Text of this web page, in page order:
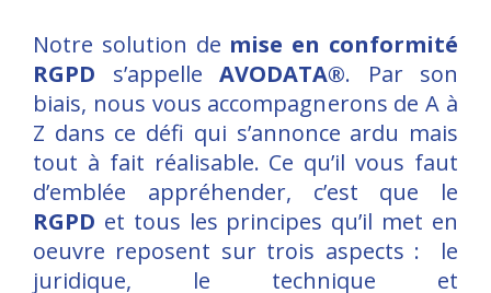
Notre solution de mise en conformité
RGPD s’appelle AVODATA®. Par son
biais, nous vous accompagnerons de A à
Z dans ce défi qui s’annonce ardu mais
tout à fait réalisable. Ce qu’il vous faut
d’emblée appréhender, c’est que le
RGPD et tous les principes qu’il met en
oeuvre reposent sur trois aspects : le
juridique, le technique et